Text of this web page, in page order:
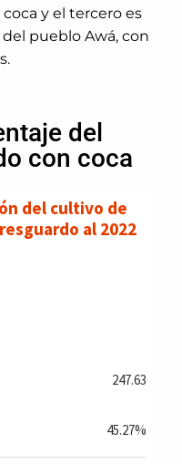
y el tercero es
pueblo Awá, con
del
con coca